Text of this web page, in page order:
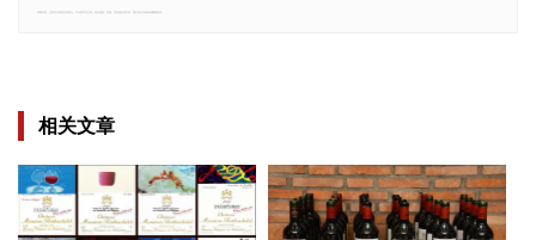
郑重声明：文章仅代表原作者观点，不代表本站立场；如有侵权、违规，可直接反馈本站，我们将会作修改或删除处理。
相关文章